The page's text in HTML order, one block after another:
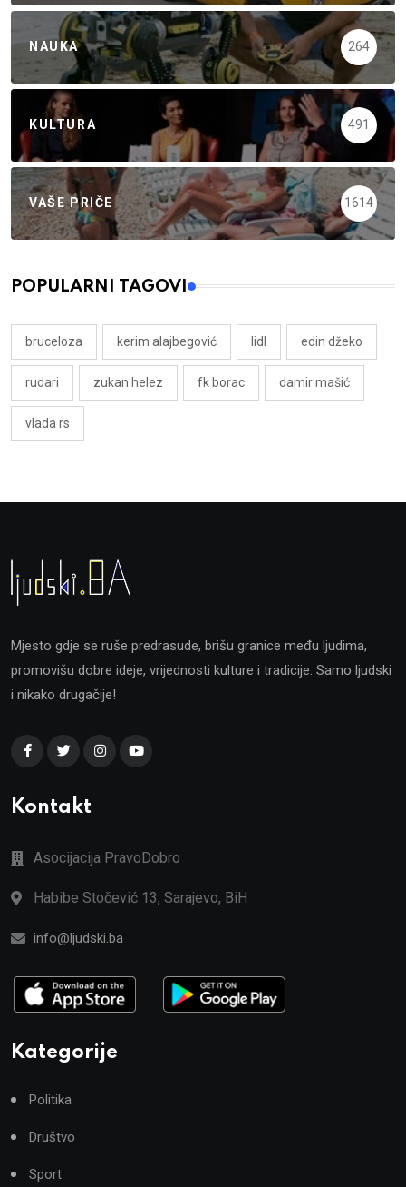
NAUKA 264
KULTURA 491
VAŠE PRIČE 1614
POPULARNI TAGOVI
bruceloza kerim alajbegović lidl edin džeko
rudari zukan helez fk borac damir mašić
vlada rs
Mjesto gdje se ruše predrasude, brišu granice među ljudima,
promovišu dobre ideje, vrijednosti kulture i tradicije. Samo ljudski
i nikako drugačije!
Kontakt
Asocijacija PravoDobro
Habibe Stočević 13, Sarajevo, BiH
info@ljudski.ba
Kategorije
Politika
Društvo
Sport